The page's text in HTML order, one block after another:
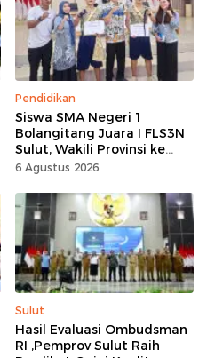
Pendidikan
Siswa SMA Negeri 1
Bolangitang Juara I FLS3N
Sulut, Wakili Provinsi ke
Tingkat Nasional
6 Agustus 2026
Sulut
Hasil Evaluasi Ombudsman
RI ,Pemprov Sulut Raih